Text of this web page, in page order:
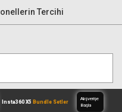
Tercihi